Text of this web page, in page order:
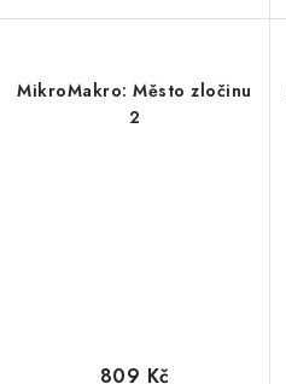
MikroMakro: Město zločinu
2
809 Kč